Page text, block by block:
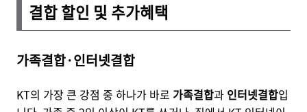
결합 할인 및 추가혜택
가족결합·인터넷결합
KT의 가장 큰 강점 중 하나가 바로 가족결합과 인터넷결합입